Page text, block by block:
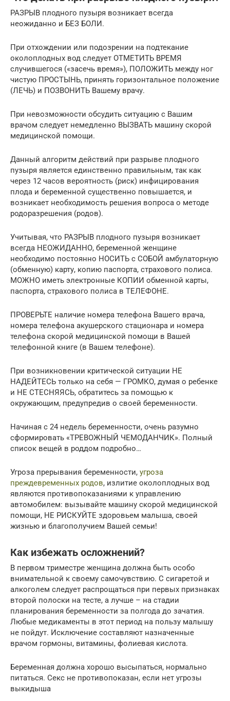
РАЗРЫВ плодного пузыря возникает всегда
неожиданно и БЕЗ БОЛИ.
При отхождении или подозрении на подтекание
околоплодных вод следует ОТМЕТИТЬ ВРЕМЯ
случившегося («засечь время»), ПОЛОЖИТЬ между ног
чистую ПРОСТЫНЬ, принять горизонтальное положение
(ЛЕЧЬ) и ПОЗВОНИТЬ Вашему врачу.
При невозможности обсудить ситуацию с Вашим
врачом следует немедленно ВЫЗВАТЬ машину скорой
медицинской помощи.
Данный алгоритм действий при разрыве плодного
пузыря является единственно правильным, так как
через 12 часов вероятность (риск) инфицирования
плода и беременной существенно повышается, и
возникает необходимость решения вопроса о методе
родоразрешения (родов).
Учитывая, что РАЗРЫВ плодного пузыря возникает
всегда НЕОЖИДАННО, беременной женщине
необходимо постоянно НОСИТЬ с СОБОЙ амбулаторную
(обменную) карту, копию паспорта, страхового полиса.
МОЖНО иметь электронные КОПИИ обменной карты,
паспорта, страхового полиса в ТЕЛЕФОНЕ.
ПРОВЕРЬТЕ наличие номера телефона Вашего врача,
номера телефона акушерского стационара и номера
телефона скорой медицинской помощи в Вашей
телефонной книге (в Вашем телефоне).
При возникновении критической ситуации НЕ
НАДЕЙТЕСЬ только на себя — ГРОМКО, думая о ребенке
и НЕ СТЕСНЯЯСЬ, обратитесь за помощью к
окружающим, предупредив о своей беременности.
Начиная с 24 недель беременности, очень разумно
сформировать «ТРЕВОЖНЫЙ ЧЕМОДАНЧИК». Полный
список вещей в роддом подробно…
Угроза прерывания беременности, угроза
преждевременных родов, излитие околоплодных вод
являются противопоказаниями к управлению
автомобилем: вызывайте машину скорой медицинской
помощи, НЕ РИСКУЙТЕ здоровьем малыша, своей
жизнью и благополучием Вашей семьи!
Как избежать осложнений?
В первом триместре женщина должна быть особо
внимательной к своему самочувствию. С сигаретой и
алкоголем следует распрощаться при первых признаках
второй полоски на тесте, а лучше – на стадии
планирования беременности за полгода до зачатия.
Любые медикаменты в этот период на пользу малышу
не пойдут. Исключение составляют назначенные
врачом гормоны, витамины, фолиевая кислота.
Беременная должна хорошо высыпаться, нормально
питаться. Секс не противопоказан, если нет угрозы
выкидыша